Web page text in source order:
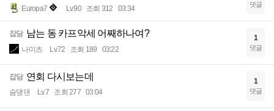
Europa7 Lv.90 조회 312 03:34 댓글
잡담 남는 동 카프악세 어째하나여?
나미츠 Lv.72 조회 189 03:22
1
댓글
잡담 연회 다시보는데
숨댕댄 Lv.7 조회 277 03:04
1
댓글